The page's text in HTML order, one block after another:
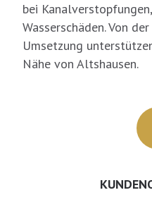
bei
Wasserschäden. Von
Umsetzung
Nähe von Altshausen.